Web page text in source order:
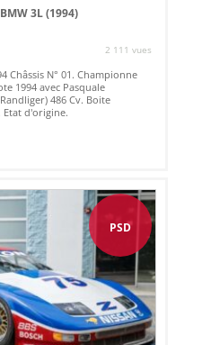
3L (1994)
2 111 vues
Châssis N° 01. Championne
1994 avec Pasquale
486 Cv. Boite
Etat d'origine.
PSD